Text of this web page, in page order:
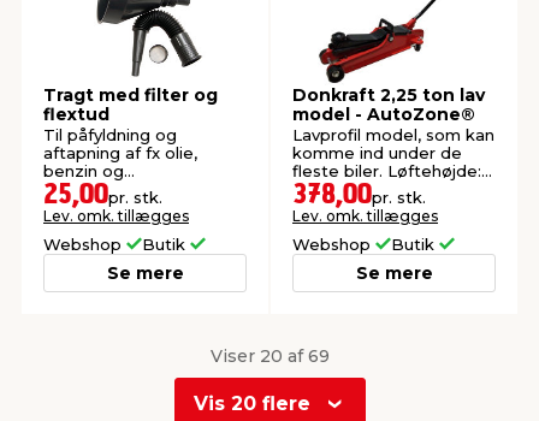
Tragt med filter og
flextud
Til påfyldning og
aftapning af fx olie,
benzin og
sprinklervæske.
25,00pr. stk.
Lev. omk. tillægges
Webshop Butik
Se mere
Donkraft 2,25 ton lav
model - AutoZone®
Lavprofil model, som kan
komme ind under de
fleste biler. Løftehøjde:
85-365 mm.
378,00pr. stk.
Lev. omk. tillægges
Webshop Butik
Se mere
Viser 20 af 69
Vis 20 flere